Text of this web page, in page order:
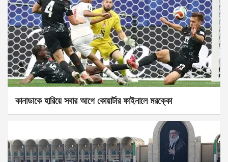
কানাডাকে হারিয়ে সবার আগে কোয়ার্টার ফাইনালে মরক্কো